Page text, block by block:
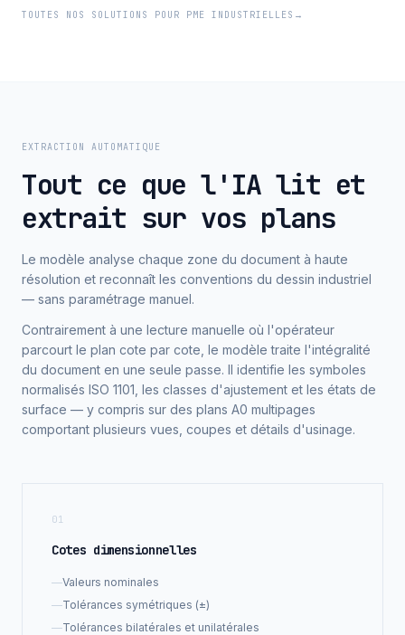
TOUTES NOS SOLUTIONS POUR PME INDUSTRIELLES →
EXTRACTION AUTOMATIQUE
Tout ce que l'IA lit et
extrait sur vos plans
Le modèle analyse chaque zone du document à haute
résolution et reconnaît les conventions du dessin industriel
— sans paramétrage manuel.
Contrairement à une lecture manuelle où l'opérateur
parcourt le plan cote par cote, le modèle traite l'intégralité
du document en une seule passe. Il identifie les symboles
normalisés ISO 1101, les classes d'ajustement et les états de
surface — y compris sur des plans A0 multipages
comportant plusieurs vues, coupes et détails d'usinage.
01
Cotes dimensionnelles
—Valeurs nominales
—Tolérances symétriques (±)
—Tolérances bilatérales et unilatérales